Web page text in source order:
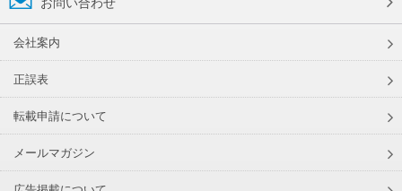
お問い合わせ
会社案内
正誤表
転載申請について
メールマガジン